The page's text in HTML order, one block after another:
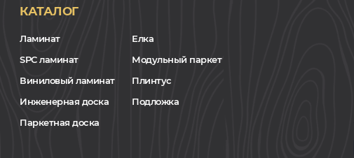
КАТАЛОГ
Ламинат
SPC ламинат
Виниловый ламинат
Инженерная доска
Паркетная доска
Елка
Модульный паркет
Плинтус
Подложка